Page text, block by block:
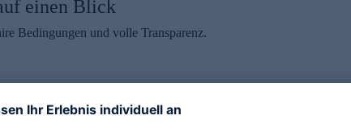
einen Blick
Bedingungen und volle Transparenz.